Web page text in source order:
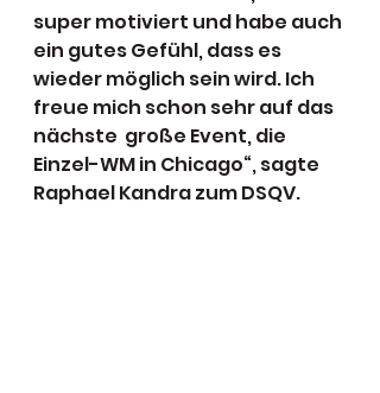
super motiviert und habe auch
ein gutes Gefühl, dass es
wieder möglich sein wird. Ich
freue mich schon sehr auf das
nächste  große Event, die
Einzel-WM in Chicago“, sagte
Raphael Kandra zum DSQV.